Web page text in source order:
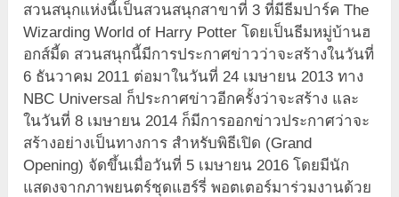
สวนสนุกแห่งนี้เป็นสวนสนุกสาขาที่ 3 ที่มีธีมปาร์ค The
Wizarding World of Harry Potter โดยเป็นธีมหมู่บ้านฮ
อกส์มี้ด สวนสนุกนี้มีการประกาศข่าวว่าจะสร้างในวันที่
6 ธันวาคม 2011 ต่อมาในวันที่ 24 เมษายน 2013 ทาง
NBC Universal ก็ประกาศข่าวอีกครั้งว่าจะสร้าง และ
ในวันที่ 8 เมษายน 2014 ก็มีการออกข่าวประกาศว่าจะ
สร้างอย่างเป็นทางการ สำหรับพิธีเปิด (Grand
Opening) จัดขึ้นเมื่อวันที่ 5 เมษายน 2016 โดยมีนัก
แสดงจากภาพยนตร์ชุดแฮร์รี่ พอตเตอร์มาร่วมงานด้วย